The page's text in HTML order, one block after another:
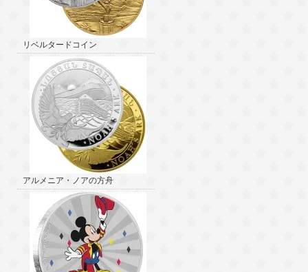
リベルタードコイン
アルメニア・ノアの方舟